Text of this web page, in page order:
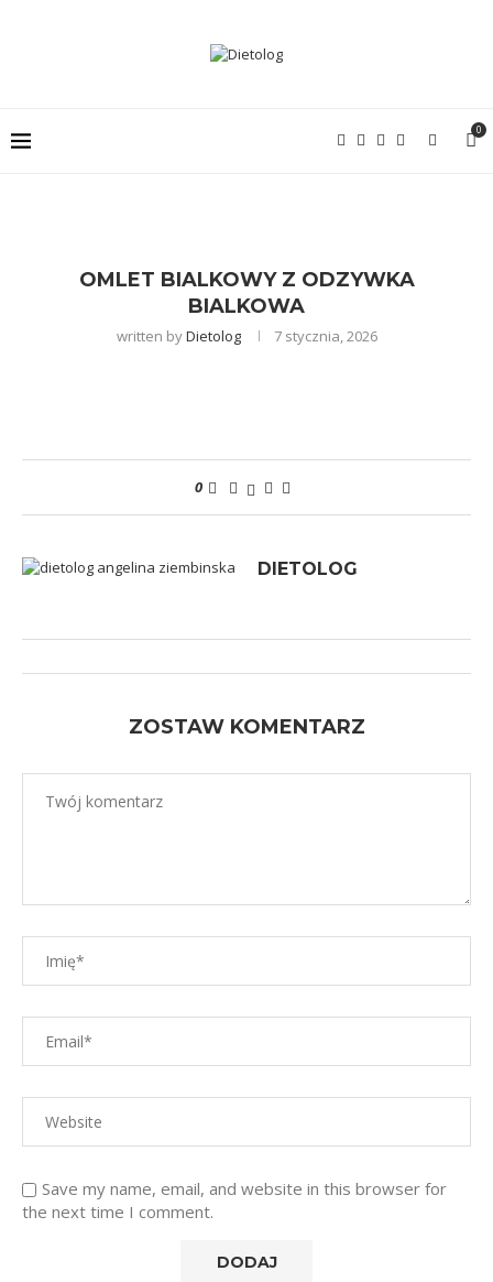
0
OMLET BIALKOWY Z ODZYWKA
BIALKOWA
written byDietolog 7 stycznia, 2026
0
DIETOLOG
ZOSTAW KOMENTARZ
Save my name, email, and website in this browser for
the next time I comment.